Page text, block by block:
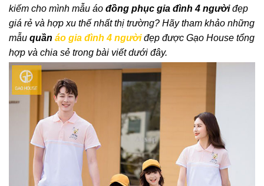
kiếm cho mình mẫu áo đồng phục gia đình 4 ngườiđẹp
giá rẻ và hợp xu thế nhất thị trường? Hãy tham khảo những
mẫu quần áo gia đình 4 ngườiđẹp được Gạo House tổng
hợp và chia sẻ trong bài viết dưới đây.